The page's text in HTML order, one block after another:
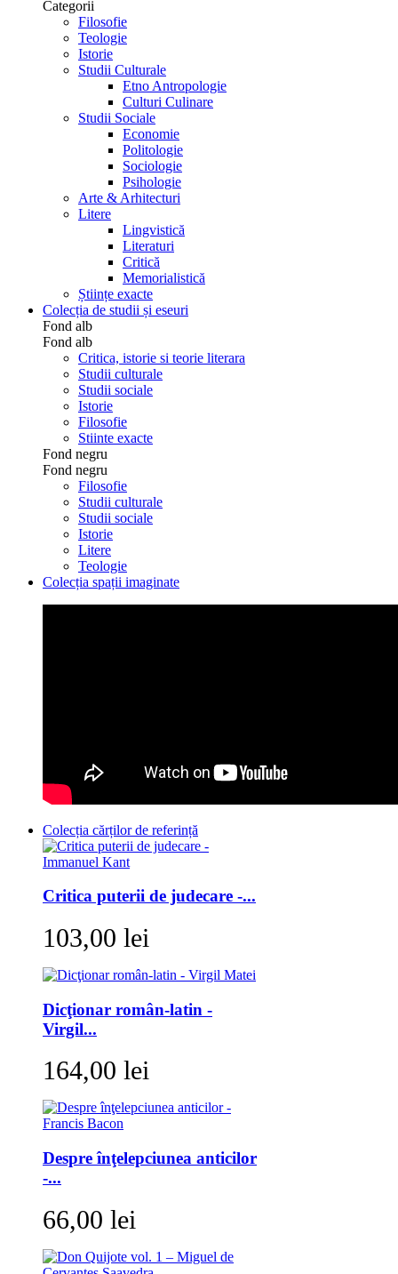
Categorii
Filosofie
Teologie
Istorie
Studii Culturale
Etno Antropologie
Culturi Culinare
Studii Sociale
Economie
Politologie
Sociologie
Psihologie
Arte & Arhitecturi
Litere
Lingvistică
Literaturi
Critică
Memorialistică
Științe exacte
Colecția de studii și eseuri
Fond alb
Fond alb
Critica, istorie si teorie literara
Studii culturale
Studii sociale
Istorie
Filosofie
Stiinte exacte
Fond negru
Fond negru
Filosofie
Studii culturale
Studii sociale
Istorie
Litere
Teologie
Colecția spații imaginate
Colecția cărților de referință
Critica puterii de judecare -...
103,00 lei
Dicţionar român-latin -
Virgil...
164,00 lei
Despre înţelepciunea anticilor
-...
66,00 lei